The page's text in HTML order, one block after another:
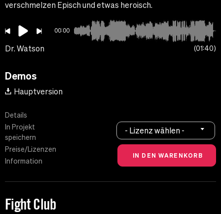
verschmelzen Episch und etwas heroisch.
00:00
Dr. Watson 01:40
Demos
Hauptversion
Details
In Projekt
speichern
Preise/Lizenzen
Information
- Lizenz wählen -
Fight Club